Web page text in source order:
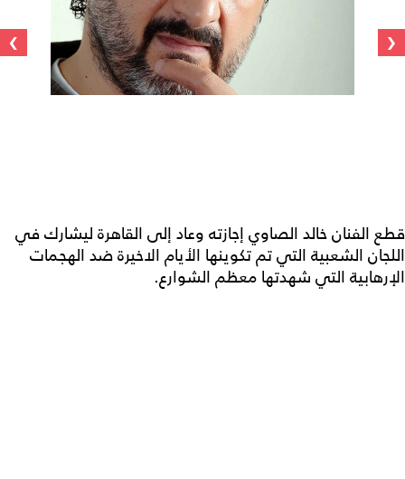
‹
›
قطع الفنان خالد الصاوي إجازته وعاد إلى القاهرة ليشارك في
اللجان الشعبية التي تم تكوينها الأيام الاخيرة ضد الهجمات
الإرهابية التي شهدتها معظم الشوارع.